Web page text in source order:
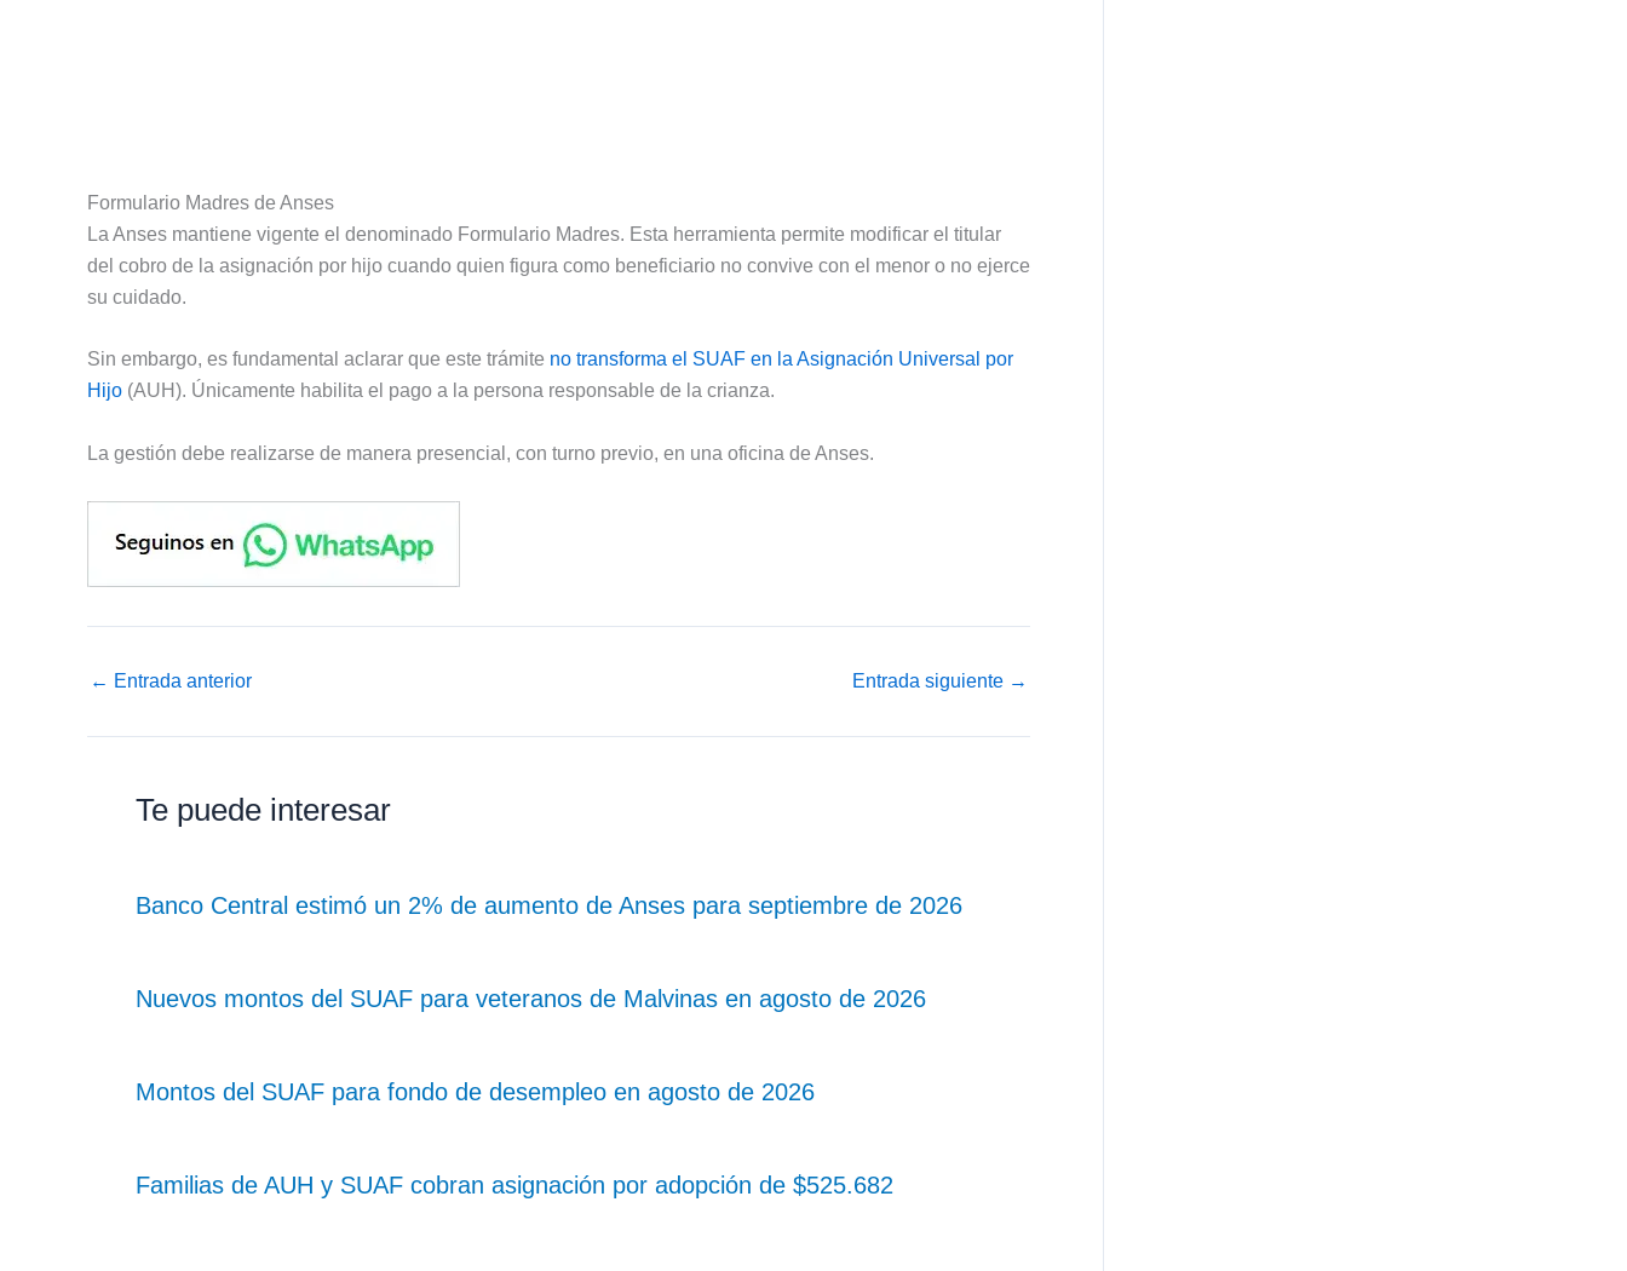
Formulario Madres de Anses
La Anses mantiene vigente el denominado Formulario Madres. Esta herramienta permite modificar el titular
del cobro de la asignación por hijo cuando quien figura como beneficiario no convive con el menor o no ejerce
su cuidado.
Sin embargo, es fundamental aclarar que este trámite no transforma el SUAF en la Asignación Universal por
Hijo (AUH). Únicamente habilita el pago a la persona responsable de la crianza.
La gestión debe realizarse de manera presencial, con turno previo, en una oficina de Anses.
← Entrada anterior Entrada siguiente →
Te puede interesar
Banco Central estimó un 2% de aumento de Anses para septiembre de 2026
Nuevos montos del SUAF para veteranos de Malvinas en agosto de 2026
Montos del SUAF para fondo de desempleo en agosto de 2026
Familias de AUH y SUAF cobran asignación por adopción de $525.682